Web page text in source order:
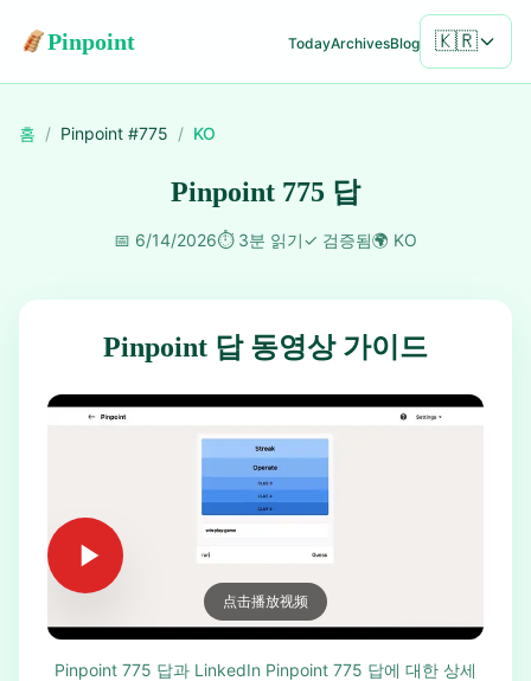
Pinpoint TodayArchivesBlog 🇰🇷
홈 / Pinpoint #775 / KO
Pinpoint 775 답
📅 6/14/2026⏱️ 3분 읽기✓ 검증됨🌍 KO
Pinpoint 답 동영상 가이드
点击播放视频
Pinpoint 775 답과 LinkedIn Pinpoint 775 답에 대한 상세